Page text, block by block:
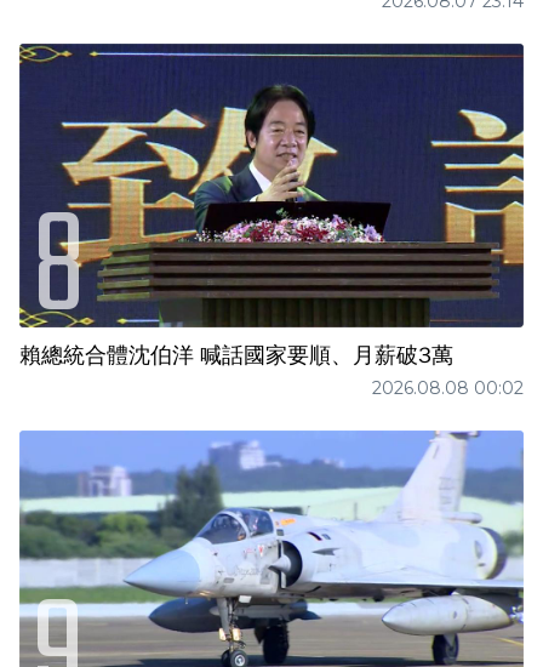
賴總統合體沈伯洋 喊話國家要順、月薪破3萬
2026.08.08 00:02